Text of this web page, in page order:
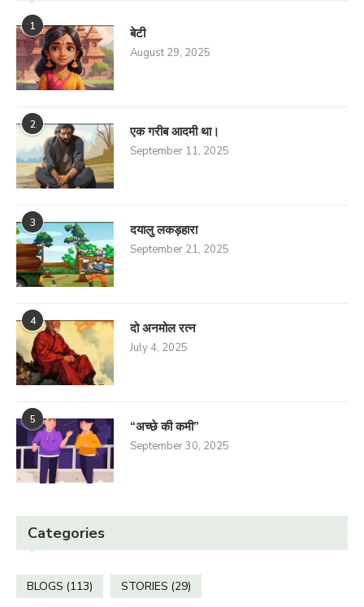
1 बेटी
August 29, 2025
2 एक गरीब आदमी था।
September 11, 2025
3 दयालु लकड़हारा
September 21, 2025
4 दो अनमोल रत्न
July 4, 2025
5 “अच्छे की कमी”
September 30, 2025
Categories
BLOGS (113) STORIES (29)